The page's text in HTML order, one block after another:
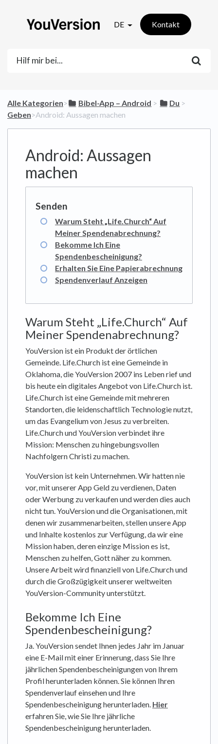
DE Kontakt
Alle Kategorien​>​ ​Bibel-App – Android ​ > ​ ​Du ​ > ​
Geben​>​ Android: Aussagen machen
Android: Aussagen
machen
Warum Steht „Life.Church“ Auf
Meiner Spendenabrechnung?
Bekomme Ich Eine
Spendenbescheinigung?
Erhalten Sie Eine Papierabrechnung
Spendenverlauf Anzeigen
Warum Steht „Life.Church“ Auf
Meiner Spendenabrechnung?
YouVersion ist ein Produkt der örtlichen
Gemeinde. Life.Church ist eine Gemeinde in
Oklahoma, die YouVersion 2007 ins Leben rief und
bis heute ein digitales Angebot von Life.Church ist.
Life.Church ist eine Gemeinde mit mehreren
Standorten, die leidenschaftlich Technologie nutzt,
um das Evangelium von Jesus zu verbreiten.
Life.Church und YouVersion verbindet ihre
Mission: Menschen zu hingebungsvollen
Nachfolgern Christi zu machen.
YouVersion ist kein Unternehmen. Wir hatten nie
vor, mit unserer App Geld zu verdienen, Daten
oder Werbung zu verkaufen und werden dies auch
nicht tun. YouVersion und die Organisationen, mit
denen wir zusammenarbeiten, stellen unsere App
und Inhalte kostenlos zur Verfügung, da wir eine
Mission haben, deren einzige Mission es ist,
Menschen zu helfen, Gott näher zu kommen.
Unsere Arbeit wird finanziell von Life.Church und
durch die Großzügigkeit unserer weltweiten
YouVersion-Community unterstützt.
Bekomme Ich Eine
Spendenbescheinigung?
Ja. YouVersion sendet Ihnen jedes Jahr im Januar
eine E-Mail mit einer Erinnerung, dass Sie Ihre
jährlichen Spendenbescheinigungen von Ihrem
Profil herunterladen können. Sie können Ihren
Spendenverlauf einsehen und Ihre
Spendenbescheinigung herunterladen. Hier
erfahren Sie, wie Sie Ihre jährliche
Spendenbescheinigung herunterladen.